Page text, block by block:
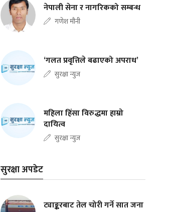
नेपाली सेना र नागरिकको सम्बन्ध
गणेश मौनी
‘गलत प्रवृत्तिले बढाएको अपराध’
सुरक्षा न्युज
महिला हिंसा विरुद्धमा हाम्रो
दायित्व
सुरक्षा न्युज
सुरक्षा अपडेट
ट्याङ्करबाट तेल चोरी गर्ने सात जना